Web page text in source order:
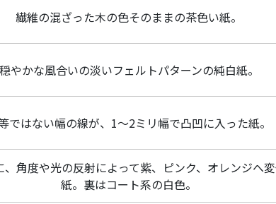
繊維の混ざった木の色そのままの茶色い紙。
穏やかな風合いの淡いフェルトパターンの純白紙。
ではない幅の線が、1～2ミリ幅で凸凹に入った紙。
角度や光の反射によって紫、ピンク、オレンジへ
紙。裏はコート系の白色。